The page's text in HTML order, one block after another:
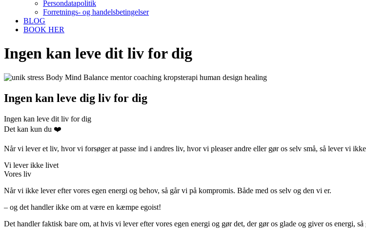
Persondatapolitik
Forretnings- og handelsbetingelser
BLOG
BOOK HER
Ingen kan leve dit liv for dig
Ingen kan leve dig liv for dig
Ingen kan leve dit liv for dig
Det kan kun du ❤️
Når vi lever et liv, hvor vi forsøger at passe ind i andres liv, hvor vi pleaser andre eller gør os selv små, så lever vi
Vi lever ikke livet
Vores liv
Når vi ikke lever efter vores egen energi og behov, så går vi på kompromis. Både med os selv og den vi er.
– og det handler ikke om at være en kæmpe egoist!
Det handler faktisk bare om, at hvis vi lever efter vores egen energi og gør det, der gør os glade og giver os energi,